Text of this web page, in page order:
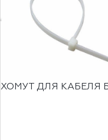
ХОМУТ ДЛЯ КАБЕЛЯ